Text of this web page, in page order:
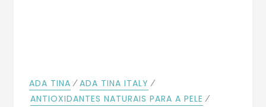
ADA TINA ⁄ ADA TINA ITALY ⁄
ANTIOXIDANTES NATURAIS PARA A PELE ⁄